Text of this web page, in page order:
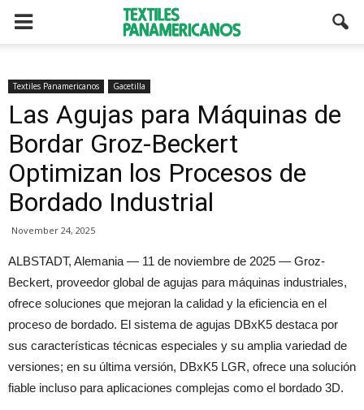
Textiles Panamericanos Gacetilla
Las Agujas para Máquinas de
Bordar Groz-Beckert
Optimizan los Procesos de
Bordado Industrial
November 24, 2025
ALBSTADT, Alemania — 11 de noviembre de 2025 — Groz-
Beckert, proveedor global de agujas para máquinas industriales,
ofrece soluciones que mejoran la calidad y la eficiencia en el
proceso de bordado. El sistema de agujas DBxK5 destaca por
sus características técnicas especiales y su amplia variedad de
versiones; en su última versión, DBxK5 LGR, ofrece una solución
fiable incluso para aplicaciones complejas como el bordado 3D.